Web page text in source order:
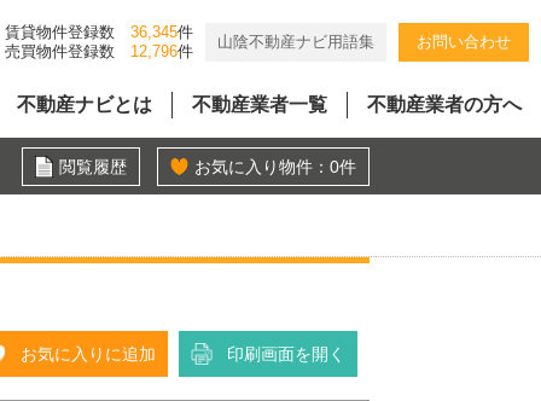
賃貸物件登録数 36,345件
売買物件登録数
12,796件
山陰不動産ナビ用語集 お問い合わせ
不動産ナビとは 不動産業者一覧 不動産業者の方へ
閲覧履歴 お気に入り物件： 0件
お気に入りに追加 印刷画面を開く